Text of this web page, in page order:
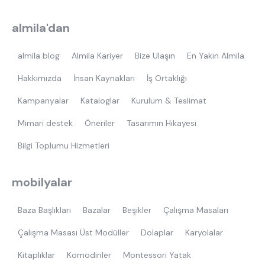
almila'dan
almila blog Almila Kariyer Bize Ulaşın En Yakın Almila
Hakkımızda İnsan Kaynakları İş Ortaklığı
Kampanyalar Kataloglar Kurulum & Teslimat
Mimari destek Öneriler Tasarımın Hikayesi
Bilgi Toplumu Hizmetleri
mobilyalar
Baza Başlıkları Bazalar Beşikler Çalışma Masaları
Çalışma Masası Üst Modüller Dolaplar Karyolalar
Kitaplıklar Komodinler Montessori Yatak